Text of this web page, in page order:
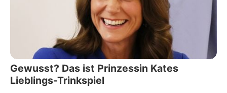
Gewusst? Das ist Prinzessin Kates
Lieblings-Trinkspiel